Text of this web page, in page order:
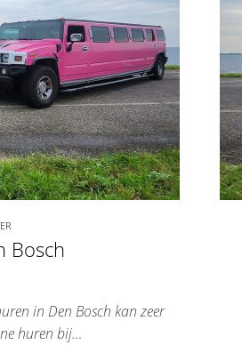
Bosch
in Den Bosch kan zeer
huren bij…